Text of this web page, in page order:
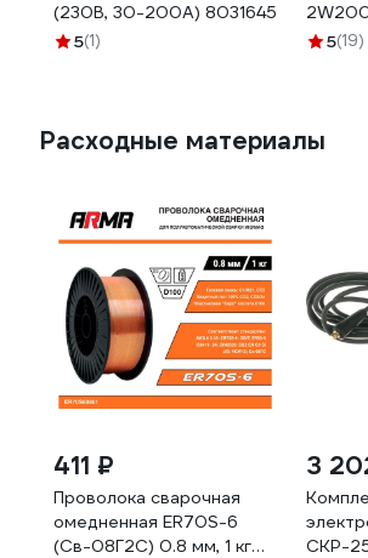
(230В, 30-200А) 8031645
5(1)
5(19)
Расходные материалы
411 ₽
Проволока сварочная
омедненная ER70S-6
(Св-08Г2С) 0.8 мм, 1 кг
3
СКР-